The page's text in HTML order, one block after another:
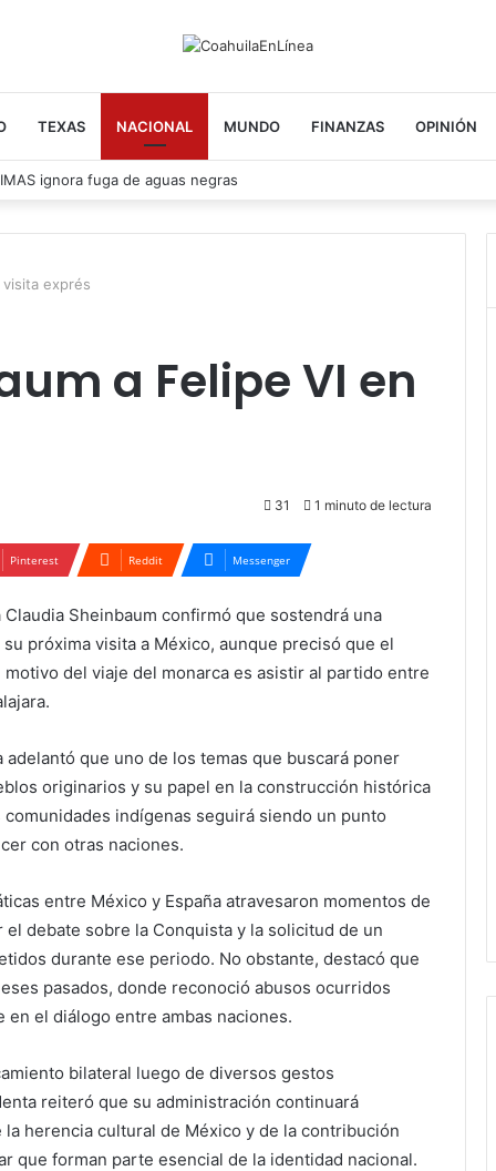
TEXAS NACIONAL MUNDO FINANZAS OPINIÓN
Acuña
visita exprés
a Felipe VI en
31 1 minuto de lectura
Pinterest Reddit Messenger
Sheinbaum confirmó que sostendrá una
próxima visita a México, aunque precisó que el
del viaje del monarca es asistir al partido entre
que uno de los temas que buscará poner
originarios y su papel en la construcción histórica
indígenas seguirá siendo un punto
con otras naciones.
entre México y España atravesaron momentos de
debate sobre la Conquista y la solicitud de un
durante ese periodo. No obstante, destacó que
pasados, donde reconoció abusos ocurridos
el diálogo entre ambas naciones.
bilateral luego de diversos gestos
reiteró que su administración continuará
herencia cultural de México y de la contribución
que forman parte esencial de la identidad nacional.